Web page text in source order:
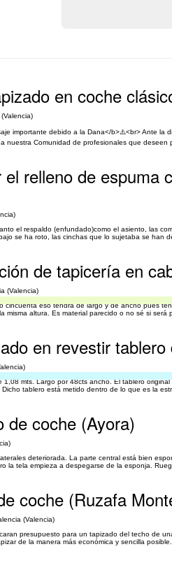
en coche
importante debido a la Dana</b>⚠️<br> Ante la
nuestra Comunidad de profesionales que
relleno de
el respaldo (enfundado)como el asiento, las
se ha roto, las cinchas que lo sujetaba se han
de tapicería en
(Valencia)
cincuenta eso tendrá de largo y de ancho pues
altura. Es material parecido o no sé si será
en revestir
mts. Largo por 48cts ancho. El tablero
tablero está metido dentro de lo que es la
de coche (Ayora)
deteriorada. La parte central está bien
la tela empieza a despegarse de la esponja.
coche (Ruzafa
(Valencia)
presupuesto para un tapizado del techo de
de la manera más económica y sencilla